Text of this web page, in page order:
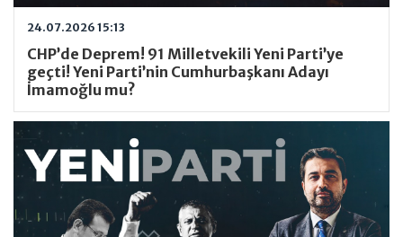
24.07.2026 15:13
CHP’de Deprem! 91 Milletvekili Yeni Parti’ye
geçti! Yeni Parti’nin Cumhurbaşkanı Adayı
İmamoğlu mu?